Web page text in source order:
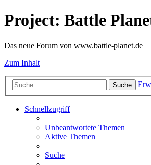
Project: Battle
Das neue Forum von www.battle-planet.de
Zum Inhalt
Suche
Schnellzugriff
Unbeantwortete Themen
Aktive Themen
Suche